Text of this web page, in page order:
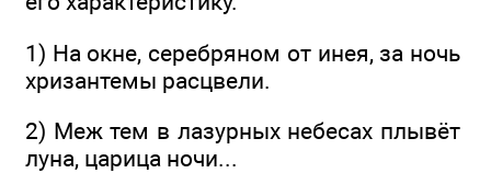
1) На окне, серебряном от инея, за ночь
хризантемы расцвели.
2) Меж тем в лазурных небесах плывёт
луна, царица ночи...